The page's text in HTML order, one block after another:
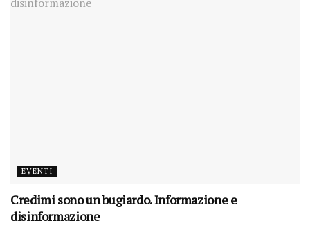
EVENTI
Credimi sono un bugiardo. Informazione e
disinformazione